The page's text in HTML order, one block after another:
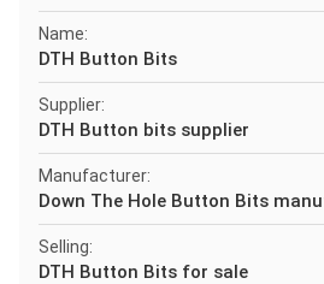
Name:
DTH Button Bits
Supplier:
DTH Button bits supplier
Manufacturer:
Down The Hole Button Bits
Selling:
DTH Button Bits for sale